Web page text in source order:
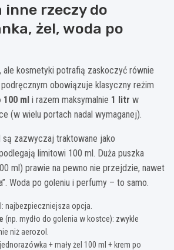
inne rzeczy do
żel, woda po
kosmetyki potrafią zaskoczyć równie
obowiązuje klasyczny reżim
100 ml i razem maksymalnie 1 litr w
(w wielu portach nadal wymaganej).
są zazwyczaj traktowane jako
limitowi 100 ml. Duża puszka
ml) prawie na pewno nie przejdzie, nawet
Woda po goleniu i perfumy – to samo.
najbezpieczniejsza opcja.
(np. mydło do golenia w kostce): zwykle
niż aerozol.
+ mały żel 100 ml + krem po